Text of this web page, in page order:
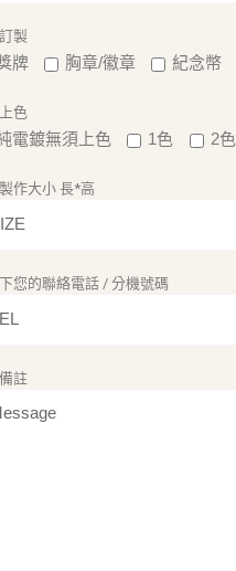
製
牌 胸章/徽章 紀念幣
色
電鍍無須上色 1色 2色
作大小 長*高
您的聯絡電話 / 分機號碼
註